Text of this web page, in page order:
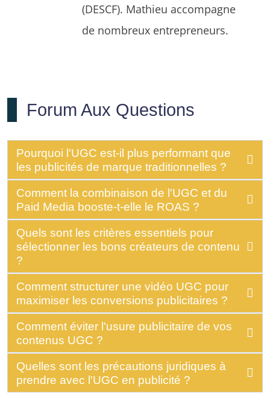
Forum Aux Questions
Pourquoi l'UGC est-il plus performant que
les publicités de marque traditionnelles ?
Comment la combinaison de l'UGC et du
Paid Media booste-t-elle le ROAS ?
Quels sont les critères essentiels pour
sélectionner les bons créateurs de contenu
?
Comment structurer une vidéo UGC pour
maximiser les conversions publicitaires ?
Comment éviter l'usure publicitaire de vos
contenus UGC ?
Quelles sont les précautions juridiques à
prendre avec l'UGC en publicité ?
(DESCF). Mathieu accompagne
de nombreux entrepreneurs.